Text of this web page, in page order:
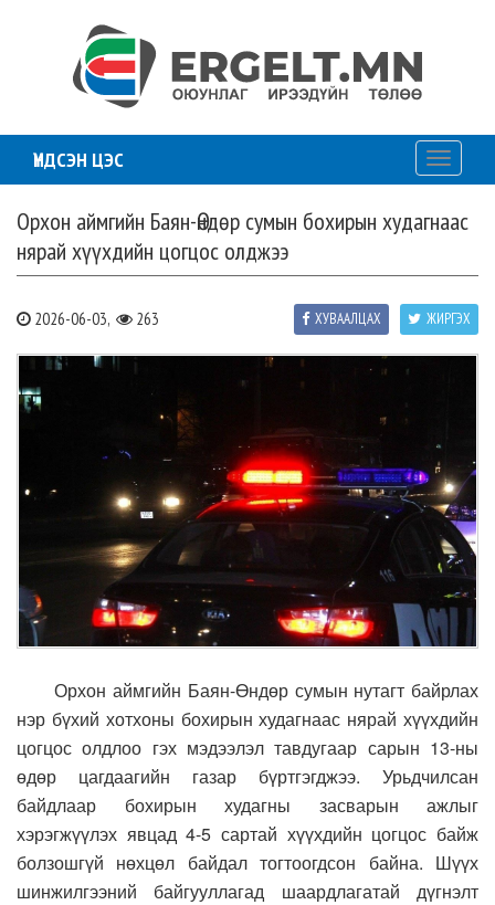
ҮНДСЭН ЦЭС
Toggle
Орхон аймгийн Баян-Өндөр сумын бохирын худагнаас
нярай хүүхдийн цогцос олджээ
2026-06-03, 263 ЖИРГЭХ
ХУВААЛЦАХ
Орхон аймгийн Баян-Өндөр сумын нутагт байрлах
нэр бүхий хотхоны бохирын худагнаас нярай хүүхдийн
цогцос олдлоо гэх мэдээлэл тавдугаар сарын 13-ны
өдөр цагдаагийн газар бүртгэгджээ. Урьдчилсан
байдлаар бохирын худагны засварын ажлыг
хэрэгжүүлэх явцад 4-5 сартай хүүхдийн цогцос байж
болзошгүй нөхцөл байдал тогтоогдсон байна. Шүүх
шинжилгээний байгууллагад шаардлагатай дүгнэлт